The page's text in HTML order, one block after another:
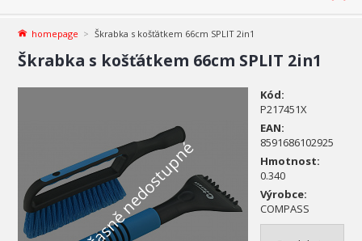
homepage Škrabka s košťátkem 66cm SPLIT 2in1
Škrabka s košťátkem 66cm SPLIT 2in1
Dočasně nedostupné
Kód:
P217451X
EAN:
8591686102925
Hmotnost:
0.340
Výrobce:
COMPASS